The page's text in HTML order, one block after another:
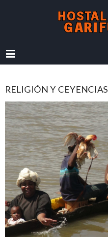
RELIGIÓN Y CEYENCIAS